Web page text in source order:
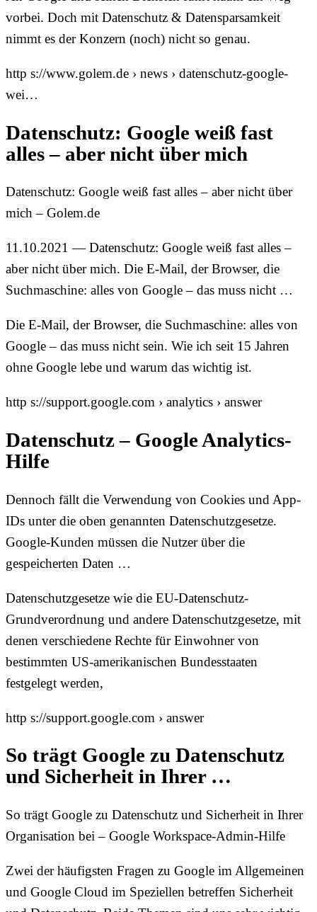
vorbei. Doch mit Datenschutz & Datensparsamkeit
nimmt es der Konzern (noch) nicht so genau.
http s://www.golem.de › news › datenschutz-google-
wei…
Datenschutz: Google weiß fast
alles – aber nicht über mich
Datenschutz: Google weiß fast alles – aber nicht über
mich – Golem.de
11.10.2021 — Datenschutz: Google weiß fast alles –
aber nicht über mich. Die E-Mail, der Browser, die
Suchmaschine: alles von Google – das muss nicht …
Die E-Mail, der Browser, die Suchmaschine: alles von
Google – das muss nicht sein. Wie ich seit 15 Jahren
ohne Google lebe und warum das wichtig ist.
http s://support.google.com › analytics › answer
Datenschutz – Google Analytics-
Hilfe
Dennoch fällt die Verwendung von Cookies und App-
IDs unter die oben genannten Datenschutzgesetze.
Google-Kunden müssen die Nutzer über die
gespeicherten Daten …
Datenschutzgesetze wie die EU-Datenschutz-
Grundverordnung und andere Datenschutzgesetze, mit
denen verschiedene Rechte für Einwohner von
bestimmten US-amerikanischen Bundesstaaten
festgelegt werden,
http s://support.google.com › answer
So trägt Google zu Datenschutz
und Sicherheit in Ihrer …
So trägt Google zu Datenschutz und Sicherheit in Ihrer
Organisation bei – Google Workspace-Admin-Hilfe
Zwei der häufigsten Fragen zu Google im Allgemeinen
und Google Cloud im Speziellen betreffen Sicherheit